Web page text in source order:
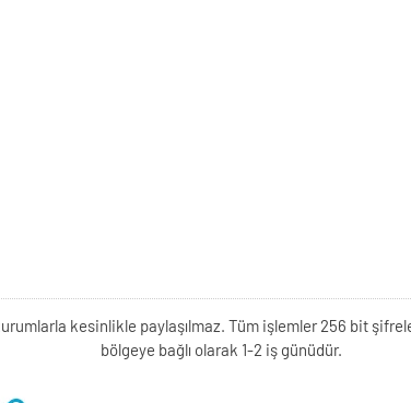
kesinlikle paylaşılmaz. Tüm işlemler 256 bit
bölgeye bağlı olarak 1-2 iş günüdür.